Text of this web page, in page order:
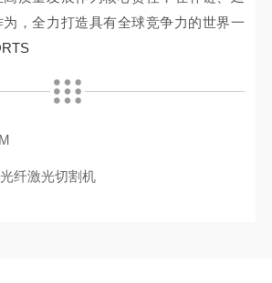
，全力打造具有全球竞争力的世界一
纤激光切割机